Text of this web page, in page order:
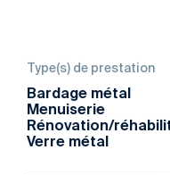
Type(s) de prestation
Bardage métal
Menuiserie
Rénovation/
Verre métal